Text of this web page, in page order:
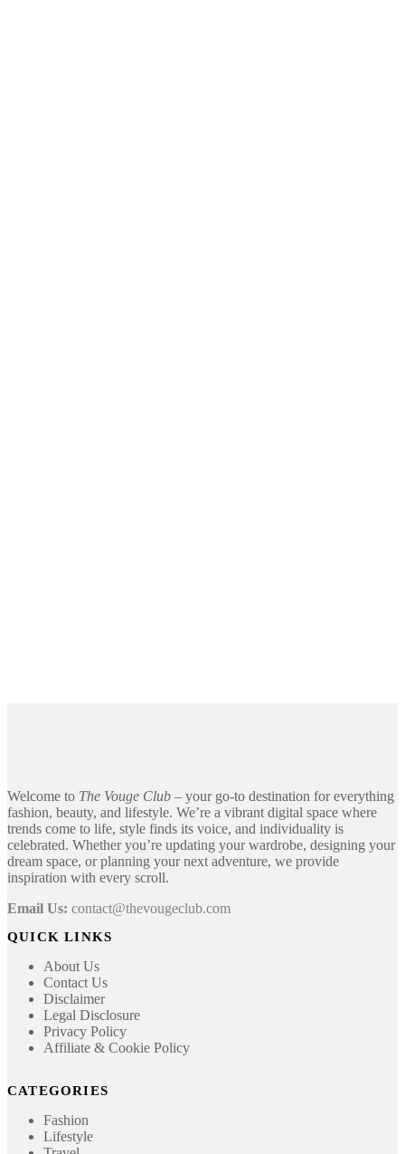
Welcome to The Vouge Club – your go-to destination for everything
fashion, beauty, and lifestyle. We’re a vibrant digital space where
trends come to life, style finds its voice, and individuality is
celebrated. Whether you’re updating your wardrobe, designing your
dream space, or planning your next adventure, we provide
inspiration with every scroll.
Email Us: contact@thevougeclub.com
QUICK LINKS
About Us
Contact Us
Disclaimer
Legal Disclosure
Privacy Policy
Affiliate & Cookie Policy
CATEGORIES
Fashion
Lifestyle